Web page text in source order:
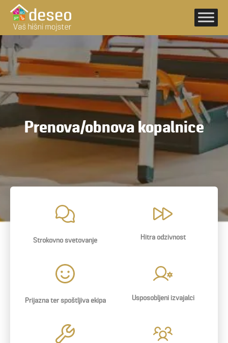
Skip
to
content
Prenova/obnova kopalnice
Strokovno svetovanje Hitra odzivnost
Prijazna ter spoštljiva ekipa Usposobljeni izvajalci